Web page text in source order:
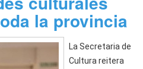
la provincia
La Secretaria de
Cultura reitera